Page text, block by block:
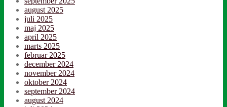
august 2025
juli 2025
maj 2025
april 2025
marts 2025
februar 2025
december 2024
november 2024
oktober 2024
september 2024
august 2024